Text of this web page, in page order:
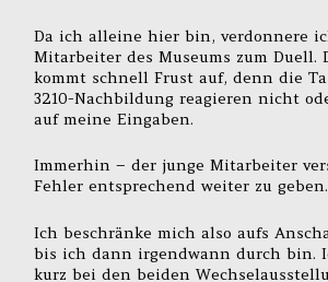
Da ich alleine hier bin, verdonnere
Mitarbeiter des Museums zum Duell.
kommt schnell Frust auf, denn die
3210-Nachbildung reagieren nicht
auf meine Eingaben.
Immerhin – der junge Mitarbeiter
Fehler entsprechend weiter zu geben.
Ich beschränke mich also aufs
bis ich dann irgendwann durch bin.
kurz bei den beiden